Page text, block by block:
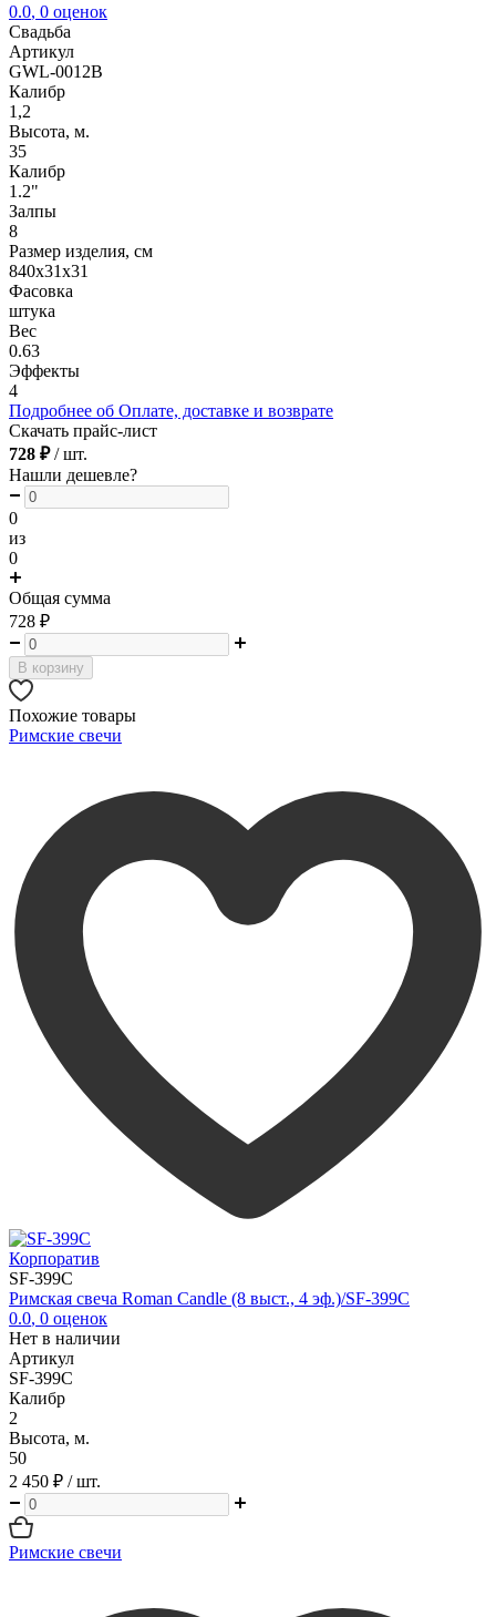
0.0, 0 оценок
Свадьба
Артикул
GWL-0012B
Калибр
1,2
Высота, м.
35
Калибр
1.2"
Залпы
8
Размер изделия, см
840х31х31
Фасовка
штука
Вес
0.63
Эффекты
4
Подробнее об Оплате, доставке и возврате
Скачать прайс-лист
728 ₽ / шт.
Нашли дешевле?
0
из
0
Общая сумма
728 ₽
В корзину
Похожие товары
Римские свечи
Корпоратив
SF-399C
Римская свеча Roman Candle (8 выст., 4 эф.)/SF-399C
0.0, 0 оценок
Нет в наличии
Артикул
SF-399C
Калибр
2
Высота, м.
50
2 450 ₽ / шт.
Римские свечи